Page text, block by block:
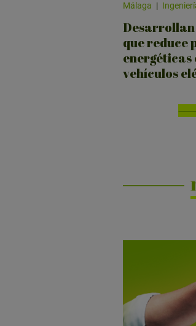
Málaga |
Desarrollan
que reduce
energéticas
vehículos